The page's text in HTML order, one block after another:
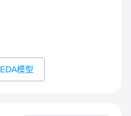
EDA模型